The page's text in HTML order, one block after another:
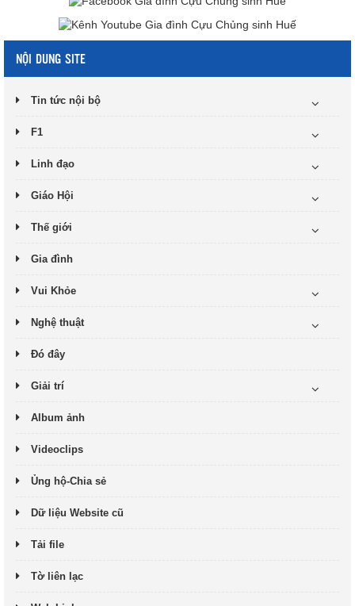
NỘI DUNG SITE
Tin tức nội bộ
F1
Linh đạo
Giáo Hội
Thế giới
Gia đình
Vui Khỏe
Nghệ thuật
Đó đây
Giải trí
Album ảnh
Videoclips
Ủng hộ-Chia sẻ
Dữ liệu Website cũ
Tải file
Tờ liên lạc